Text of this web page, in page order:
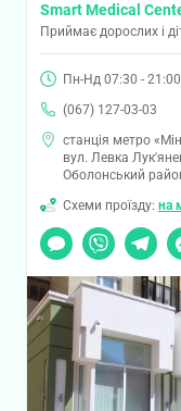
Smart Medical
Приймає дорослих і
Пн-Нд 07:30 - 21:00
(067) 127-03-03
станція метро
вул. Левка
Оболонський
Схеми проїзду: на
Чат
Viber Telegram